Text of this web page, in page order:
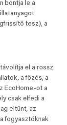
bontja le a
tesz), a
el a rossz
a főzés, a
EcoHome-ot a
csak elfedi a
eltűnt, az
fogyasztóknak